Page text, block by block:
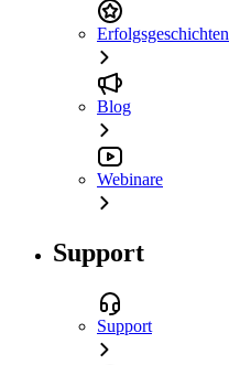
Erfolgsgeschichten
Blog
Webinare
Support
Support